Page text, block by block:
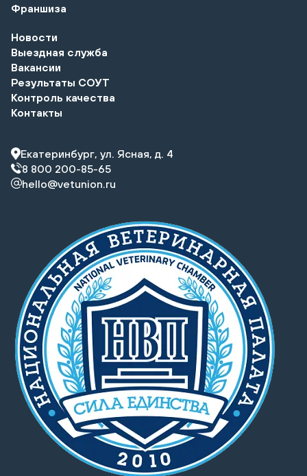
Франшиза
Новости
Выездная служба
Вакансии
Результаты СОУТ
Контроль качества
Контакты
Екатеринбург, ул. Ясная, д. 4
8 800 200-85-65
hello@vetunion.ru